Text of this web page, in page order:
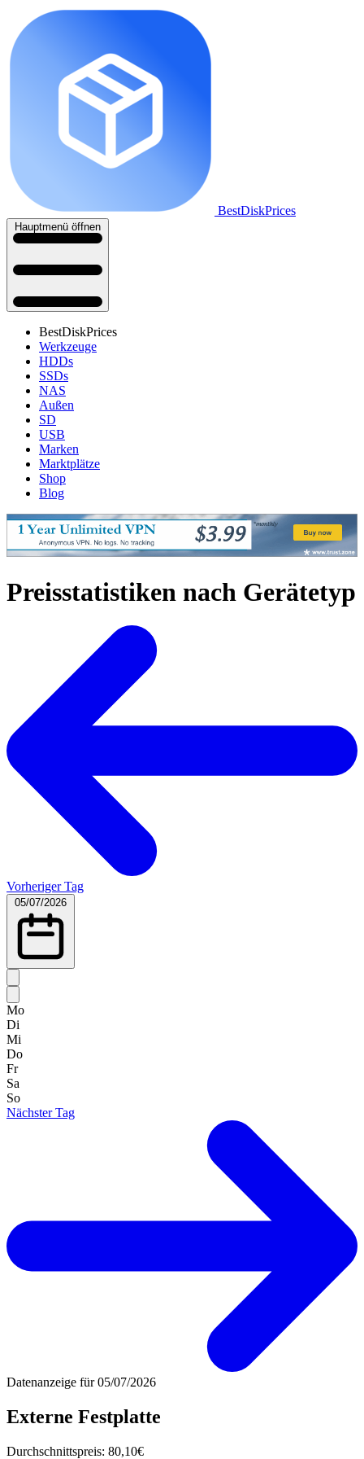
BestDiskPrices
Hauptmenü öffnen
BestDiskPrices
Werkzeuge
HDDs
SSDs
NAS
Außen
SD
USB
Marken
Marktplätze
Shop
Blog
Preisstatistiken nach Gerätetyp
Vorheriger Tag
05/07/2026
Mo
Di
Mi
Do
Fr
Sa
So
Nächster Tag
Datenanzeige für05/07/2026
Externe Festplatte
Durchschnittspreis: 80,10€